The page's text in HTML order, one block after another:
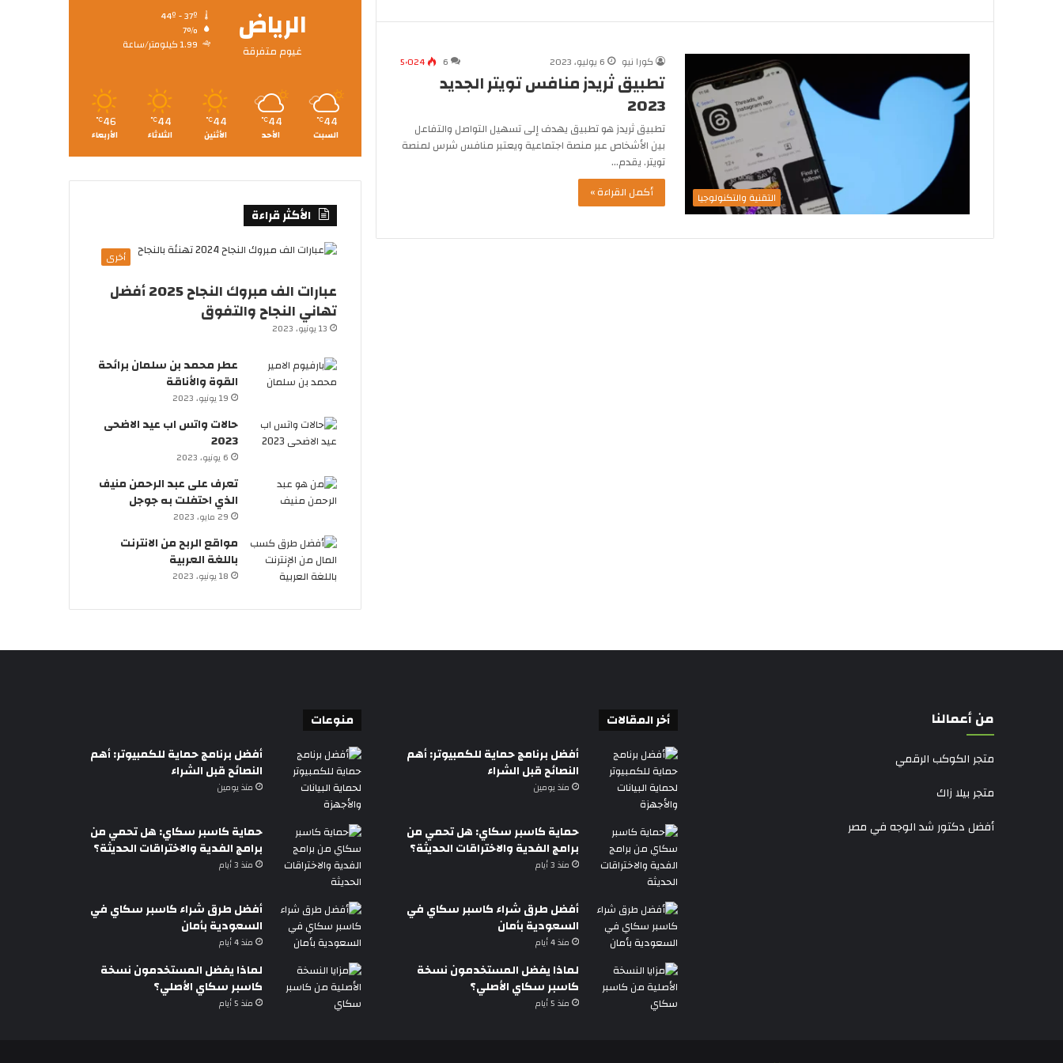
التقنية والتكنولوجيا
كورا نيو 6 يوليو، 2023 6 5٬024
تطبيق ثريدز منافس تويتر الجديد
2023
تطبيق ثريدز هو تطبيق يهدف إلى تسهيل التواصل والتفاعل
بين الأشخاص عبر منصة اجتماعية ويعتبر منافس شرس لمنصة
تويتر. يقدم…
أكمل القراءة »
الرياض
غيوم متفرقة
7%
1.99 كيلومتر/ساعة
44
℃
السبت
44
℃
الأحد
44
℃
الأثنين
44
℃
الثلاثاء
46
℃
الأربعاء
الأكثر قراءة
أخرى
عبارات الف مبروك النجاح 2025 أفضل
تهاني النجاح والتفوق
13 يونيو، 2023
عطر محمد بن سلمان برائحة
القوة والأناقة
19 يونيو، 2023
حالات واتس اب عيد الاضحى
2023
6 يونيو، 2023
تعرف على عبد الرحمن منيف
الذي احتفلت به جوجل
29 مايو، 2023
مواقع الربح من الانترنت
باللغة العربية
18 يونيو، 2023
من أعمالنا
متجر الكوكب الرقمي
متجر بيلا زاك
أفضل دكتور شد الوجه في مصر
أخر المقالات
أفضل برنامج حماية للكمبيوتر: أهم
النصائح قبل الشراء
منذ يومين
حماية كاسبر سكاي: هل تحمي من
برامج الفدية والاختراقات الحديثة؟
منذ 3 أيام
أفضل طرق شراء كاسبر سكاي في
السعودية بأمان
منذ 4 أيام
لماذا يفضل المستخدمون نسخة
كاسبر سكاي الأصلي؟
منذ 5 أيام
منوعات
أفضل برنامج حماية للكمبيوتر: أهم
النصائح قبل الشراء
منذ يومين
حماية كاسبر سكاي: هل تحمي من
برامج الفدية والاختراقات الحديثة؟
منذ 3 أيام
أفضل طرق شراء كاسبر سكاي في
السعودية بأمان
منذ 4 أيام
لماذا يفضل المستخدمون نسخة
كاسبر سكاي الأصلي؟
منذ 5 أيام